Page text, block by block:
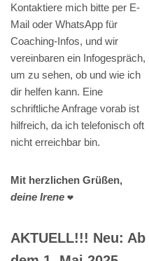
Kontaktiere mich bitte per E-
Mail oder WhatsApp für
Coaching-Infos, und wir
vereinbaren ein Infogespräch,
um zu sehen, ob und wie ich
dir helfen kann. Eine
schriftliche Anfrage vorab ist
hilfreich, da ich telefonisch oft
nicht erreichbar bin.
Mit herzlichen Grüßen,
deine Irene ❤️
AKTUELL!!! Neu: Ab